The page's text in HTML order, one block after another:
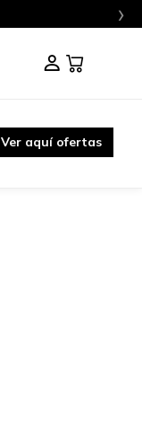
›
Ver aquí ofertas